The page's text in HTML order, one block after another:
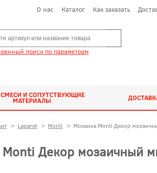
О нас Каталог Как заказать
поиск по параметрам
СМЕСИ И СОПУТСТВУЮЩИЕ
МАТЕРИАЛЫ
> Laparet > Monti > Мозаика Monti Декор
Декор мозаичный